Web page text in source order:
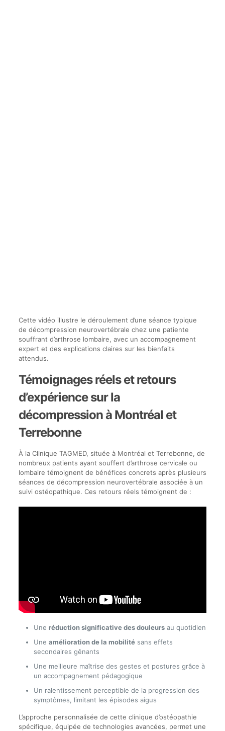
Cette vidéo illustre le déroulement d’une séance typique
de décompression neurovertébrale chez une patiente
souffrant d’arthrose lombaire, avec un accompagnement
expert et des explications claires sur les bienfaits
attendus.
Témoignages réels et retours
d’expérience sur la
décompression à Montréal et
Terrebonne
À la Clinique TAGMED, située à Montréal et Terrebonne, de
nombreux patients ayant souffert d’arthrose cervicale ou
lombaire témoignent de bénéfices concrets après plusieurs
séances de décompression neurovertébrale associée à un
suivi ostéopathique. Ces retours réels témoignent de :
Une réduction significative des douleursau quotidien
Une amélioration de la mobilitésans effets
secondaires gênants
Une meilleure maîtrise des gestes et postures grâce à
un accompagnement pédagogique
Un ralentissement perceptible de la progression des
symptômes, limitant les épisodes aigus
L’approche personnalisée de cette clinique d’ostéopathie
spécifique, équipée de technologies avancées, permet une